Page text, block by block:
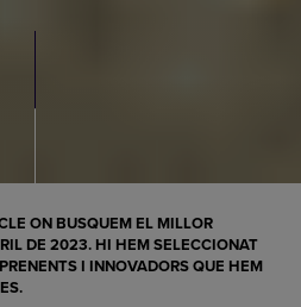
ON BUSQUEM EL MILLOR
DE 2023. HI HEM SELECCIONAT
I INNOVADORS QUE HEM